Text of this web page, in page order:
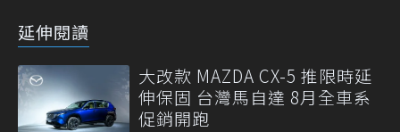
延伸閱讀
大改款 MAZDA CX-5 推限時延
伸保固 台灣馬自達 8月全車系
促銷開跑